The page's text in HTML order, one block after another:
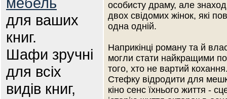
для ваших
книг.
Шафи зручні
для всіх
видів книг,
особисту драму, але
двох свідомих жінок, які
одна одній.
Наприкінці роману та й
могли стати найкращими
того, хто не вартий
Стефку відродити для
кіно сенс їхнього життя -